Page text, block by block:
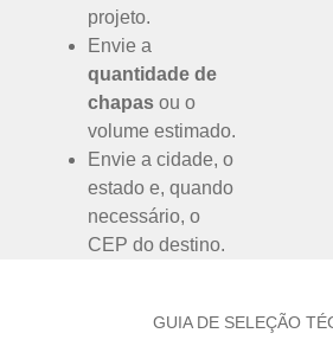
projeto.
Envie a
quantidade de
chapas ou o
volume estimado.
Envie a cidade, o
estado e, quando
necessário, o
CEP do destino.
GUIA DE SELEÇÃO